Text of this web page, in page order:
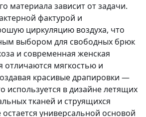
материала зависит от задачи.
фактурой и
циркуляцию воздуха, что
выбором для свободных брюк
и современная женская
отличаются мягкостью и
красивые драпировки —
используется в дизайне летящих
тканей и струящихся
универсальной основой